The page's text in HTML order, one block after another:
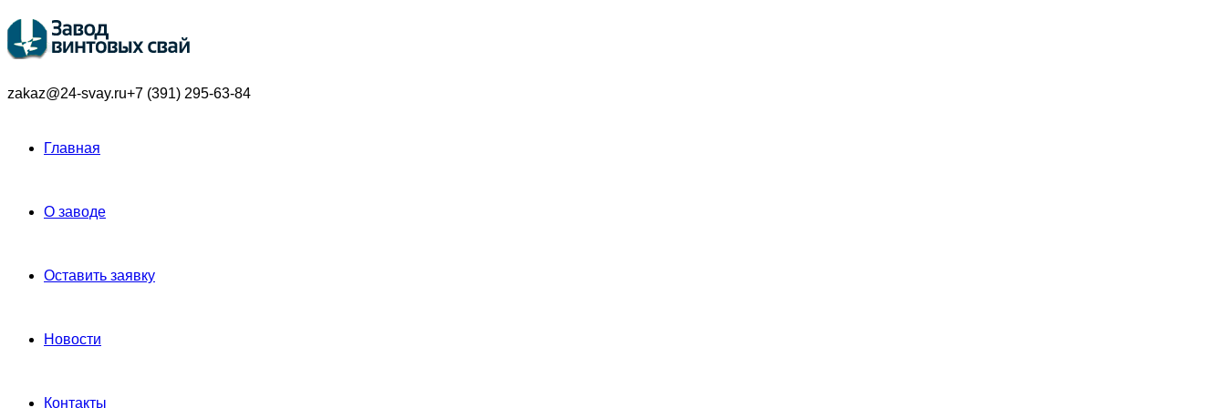
zakaz@24-svay.ru+7 (391) 295-63-84
Главная
О заводе
Оставить заявку
Новости
Контакты